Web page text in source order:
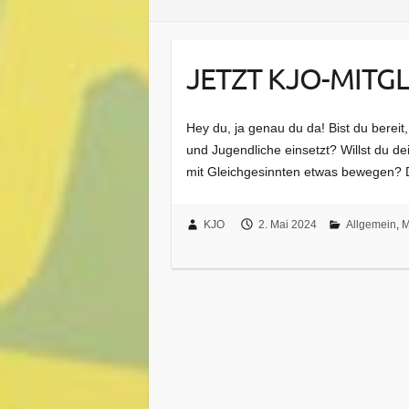
JETZT KJO-
Hey du, ja genau du da! Bist du
und Jugendliche einsetzt? Willst du
mit Gleichgesinnten etwas bewegen?
KJO 2. Mai 2024 Allgemein,